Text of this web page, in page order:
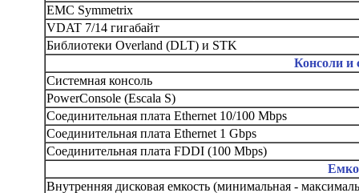
EMC Symmetrix
VDAT 7/14 гигабайт
Библиотеки Overland (DLT) и STK
Консоли и
Системная консоль
PowerConsole (Escala S)
Соединительная плата Ethernet 10/100 Mbps
Соединительная плата Ethernet 1 Gbps
Соединительная плата FDDI (100 Mbps)
Внутренняя дисковая емкость (минимальная -